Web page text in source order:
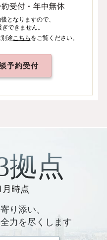
となりますので、
できません。
別途 こちらをご覧ください。
予約受付
拠点
時点
り添い、
力を尽くします